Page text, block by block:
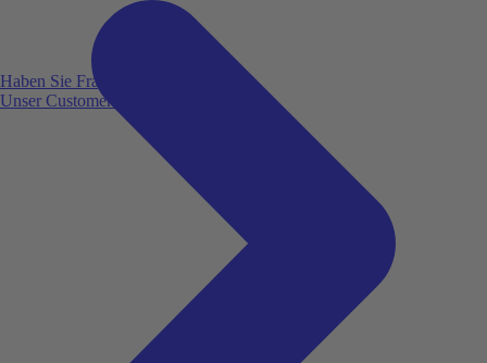
Haben Sie Fragen?
Unser Customer Service ist für Sie da!